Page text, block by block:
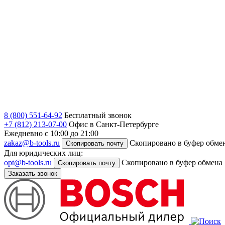
8 (800) 551-64-92 Бесплатный звонок
+7 (812) 213-07-00 Офис в Санкт-Петербурге
Ежедневно с 10:00 до 21:00
zakaz@b-tools.ru
Скопировать почту
Скопировано в буфер
Для юридических лиц:
opt@b-tools.ru
Скопировать почту Скопировано в буфер обмена
Заказать звонок